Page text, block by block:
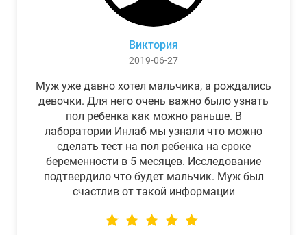
Виктория
2019-06-27
Муж уже давно хотел мальчика, а рождались
девочки. Для него очень важно было узнать
пол ребенка как можно раньше. В
лаборатории Инлаб мы узнали что можно
сделать тест на пол ребенка на сроке
беременности в 5 месяцев. Исследование
подтвердило что будет мальчик. Муж был
счастлив от такой информации